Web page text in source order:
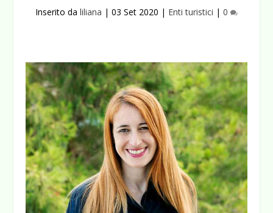
Inserito da liliana | 03 Set 2020 | Enti turistici | 0